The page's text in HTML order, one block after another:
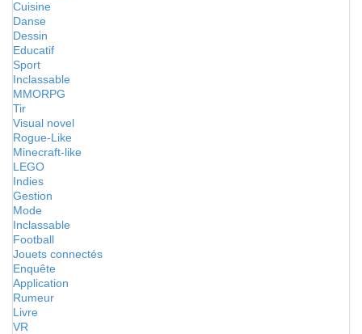
Cuisine
Danse
Dessin
Educatif
Sport
Inclassable
MMORPG
Tir
Visual novel
Rogue-Like
Minecraft-like
LEGO
Indies
Gestion
Mode
Inclassable
Football
Jouets connectés
Enquête
Application
Rumeur
Livre
VR